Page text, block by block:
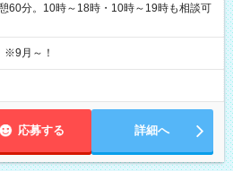
分。10時～18時・10時～19時も相談可
月～！
応募する 詳細へ